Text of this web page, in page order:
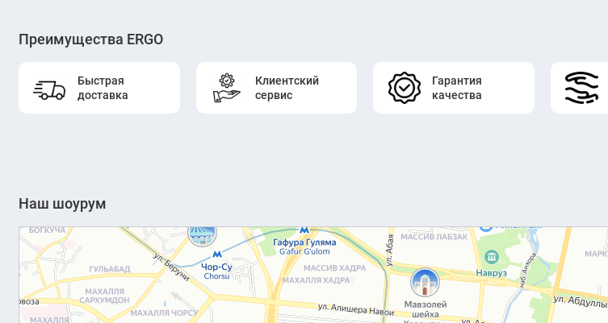
Преимущества ERGO
Быстрая
доставка
Клиентский
сервис
Гарантия
качества
Наш шоурум